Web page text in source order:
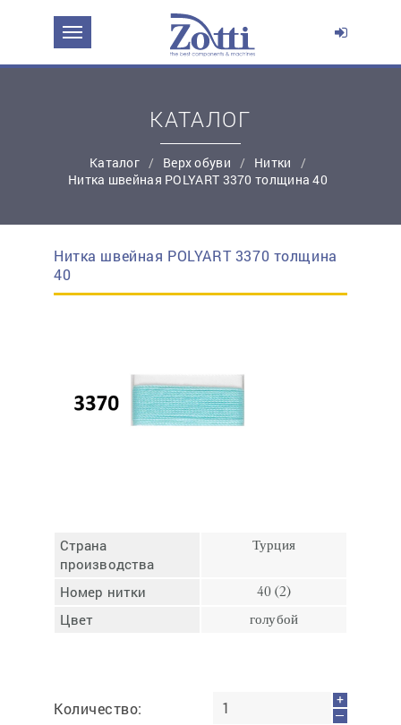
простую регистрацию
КАТАЛОГ
Каталог Верх обуви
Нитки
Нитка швейная POLYART 3370 толщина 40
Нитка швейная POLYART 3370 толщина
40
Страна
производства
Турция
Номер нитки 40 (2)
Цвет голубой
Количество:
+
—
ЗАДАТЬ ВОПРОС О ПРОДУКТЕ
Эл. почта:*
Контактный телефон:*
Ваш вопрос: